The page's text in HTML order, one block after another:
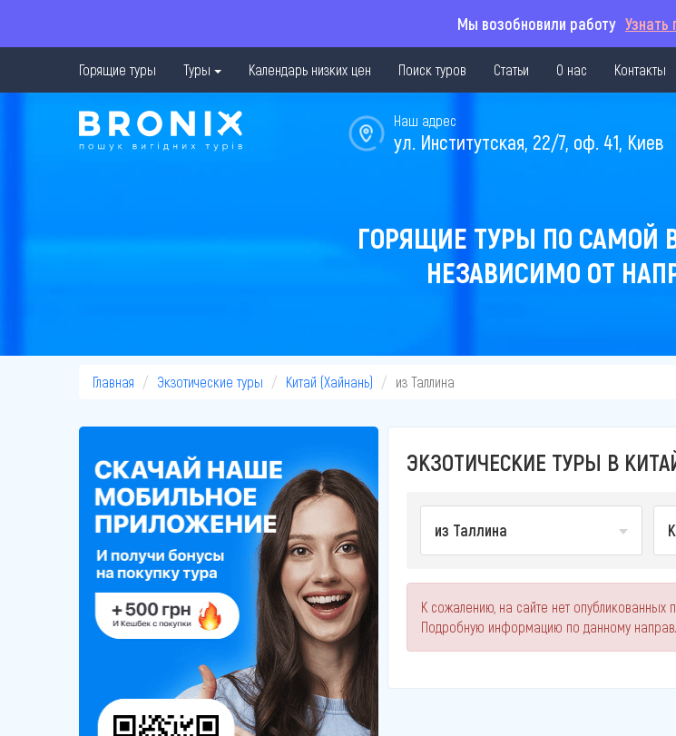
Мы возобновили работу Узнать
Горящие туры Туры Календарь низких цен Поиск туров Статьи О нас Контакты
Наш адрес
ул. Институтская, 22/7, оф. 41, Киев
ГОРЯЩИЕ ТУРЫ ПО САМОЙ
НЕЗАВИСИМО ОТ
Главная Экзотические туры Китай (Хайнань) из Таллина
ЭКЗОТИЧЕСКИЕ ТУРЫ В
из Таллина
К сожалению, на сайте нет опубликованных
Подробную информацию по данному